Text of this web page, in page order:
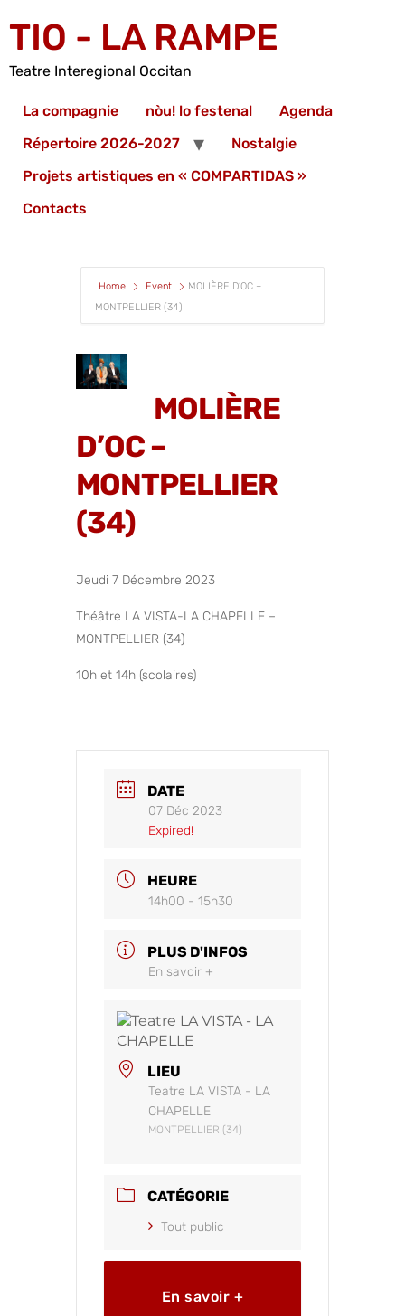
TIO - LA RAMPE
Teatre Interegional Occitan
La compagnie nòu! lo festenal
Agenda
Répertoire 2026-2027
Nostalgie
Projets artistiques en « COMPARTIDAS »
Contacts
Home Event
MOLIÈRE D’OC –
MONTPELLIER (34)
MOLIÈRE
D’OC –
MONTPELLIER
(34)
Jeudi 7 Décembre 2023
Théâtre LA VISTA-LA CHAPELLE –
MONTPELLIER (34)
10h et 14h (scolaires)
DATE
07 Déc 2023
Expired!
HEURE
14h00 - 15h30
PLUS D'INFOS
En savoir +
LIEU
Teatre LA VISTA - LA
CHAPELLE
MONTPELLIER (34)
CATÉGORIE
Tout public
En savoir +